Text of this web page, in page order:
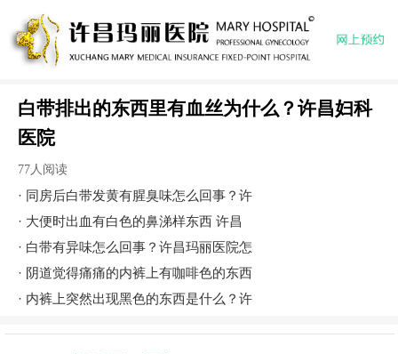
白带排出的东西里有血丝为什么？许昌妇科
医院
77人阅读
· 同房后白带发黄有腥臭味怎么回事？许
· 大便时出血有白色的鼻涕样东西 许昌
· 白带有异味怎么回事？许昌玛丽医院怎
· 阴道觉得痛痛的内裤上有咖啡色的东西
· 内裤上突然出现黑色的东西是什么？许